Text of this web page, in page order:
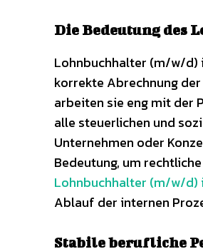
Die Bedeutung des
Lohnbuchhalter (m/w/d)
korrekte Abrechnung
arbeiten sie eng mit der
alle steuerlichen und
Unternehmen oder
Bedeutung, um
Lohnbuchhalter (m/w/d)
Ablauf der internen
Stabile berufliche